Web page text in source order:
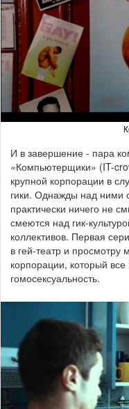
И в завершение - пара
«Компьютерщики» (IT-
крупной корпорации в
гики. Однажды над ними
практически ничего не
смеются над гик-
коллективов. Первая
в гей-театр и просмотру
корпорации, который
гомосексуальность.